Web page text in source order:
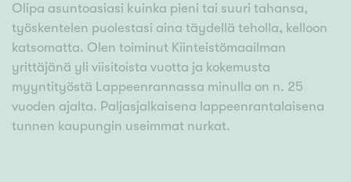
Olipa asuntoasiasi kuinka pieni tai suuri tahansa,
työskentelen puolestasi aina täydellä teholla, kelloon
katsomatta. Olen toiminut Kiinteistömaailman
yrittäjänä yli viisitoista vuotta ja kokemusta
myyntityöstä Lappeenrannassa minulla on n. 25
vuoden ajalta. Paljasjalkaisena lappeenrantalaisena
tunnen kaupungin useimmat nurkat.